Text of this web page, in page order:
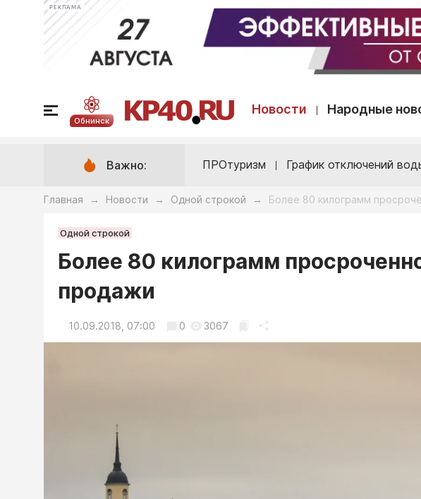
РЕКЛАМА
Обнинск
Новости Народные
Важно: ПРОтуризм График отключений
Главная → Новости → Одной строкой → Более 80 килограмм
Одной строкой
Более 80 килограмм
продажи
10.09.2018, 07:00 0 3067